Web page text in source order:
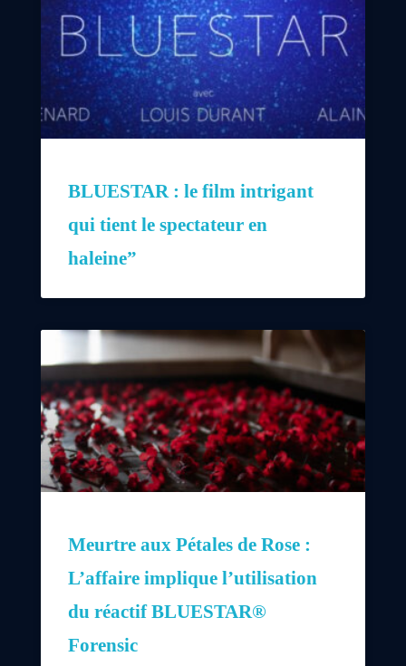
BLUESTAR : le film intrigant
qui tient le spectateur en
haleine”
Meurtre aux Pétales de Rose :
L’affaire implique l’utilisation
du réactif BLUESTAR®
Forensic